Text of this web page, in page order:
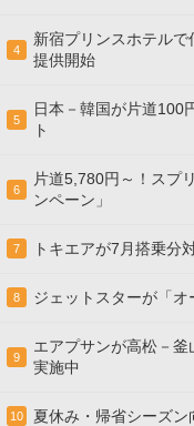
4
新宿プリンスホテル
提供開始
5
日本－韓国が片道100
ト
6
片道5,780円～！スプ
ンペーン」
7 トキエアが7月搭乗分
8 ジェットスターが「オ
9
エアプサンが高松－
実施中
10 夏休み・帰省シーズ